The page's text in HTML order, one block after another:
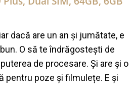
dacă are un an și jumătate, e
O să te îndrăgostești de
de procesare. Și are și o
pentru poze și filmulețe. E și